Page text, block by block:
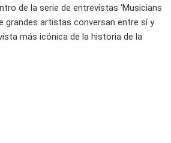
de la serie de entrevistas ‘Musicians
grandes artistas conversan entre sí y
más icónica de la historia de la